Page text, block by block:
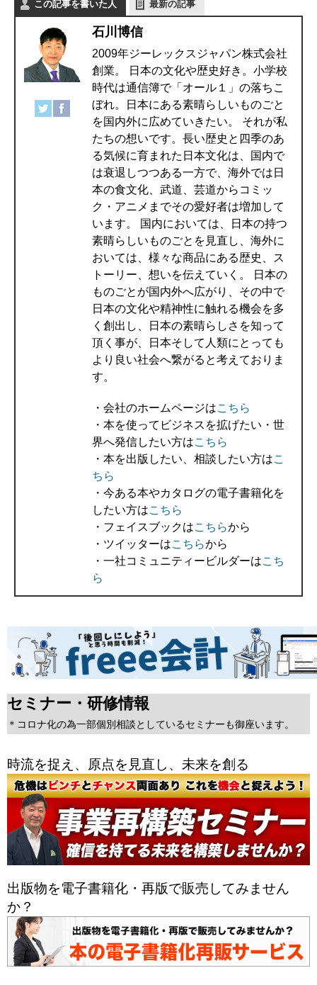
この記事を書いた人 最新の記事
石川博信
2009年ジーレックスジャパン株式会社
創業。 日本の文化や歴史好き。小学校
時代は通信簿で「オール１」の落ちこ
ぼれ。日本にある素晴らしいものごと
を国内外に広めていきたい。 それが私
たちの想いです。長い歴史と四季のあ
る気候に育まれた日本文化は、国内で
は衰退しつつある一方で、海外では日
本の食文化、武道、芸道からコミッ
ク・アニメまでその愛好者は増加して
います。 国内においては、日本の持つ
素晴らしいものごとを見直し、海外に
おいては、様々な商品にある歴史、ス
トーリー、想いを伝えていく。 日本の
ものごとが国内外へ広がり、その中で
日本の文化や精神性に触れる機会を多
く創出し、日本の素晴らしさを知って
頂く事が、日本そして人類にとっても
より良い社会へ繋がると考えておりま
す。
・会社のホームページはこちら
・本を使ってビジネスを拡げたい・世
界へ発信したい方はこちら
・本を出版したい、相談したい方はこ
ちら
・今ある本やカタログの電子書籍化を
したい方はこちら
・フェイスブックはこちらから
・ツイッターはこちらから
・一社コミュニティービルダーはこち
ら
セミナー・研修情報
＊コロナ化の為一部個別相談としているセミナーも御座います。
時流を捉え、原点を見直し、未来を創る
出版物を電子書籍化・再版で販売してみません
か？